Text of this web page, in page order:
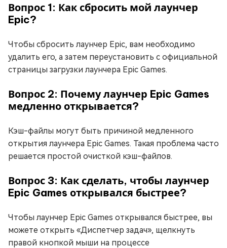
Вопрос 1: Как сбросить мой лаунчер
Epic?
Чтобы сбросить лаунчер Epic, вам необходимо
удалить его, а затем переустановить с официальной
страницы загрузки лаунчера Epic Games.
Вопрос 2: Почему лаунчер Epic Games
медленно открывается?
Кэш-файлы могут быть причиной медленного
открытия лаунчера Epic Games. Такая проблема часто
решается простой очисткой кэш-файлов.
Вопрос 3: Как сделать, чтобы лаунчер
Epic Games открывался быстрее?
Чтобы лаунчер Epic Games открывался быстрее, вы
можете открыть «Диспетчер задач», щелкнуть
правой кнопкой мыши на процессе